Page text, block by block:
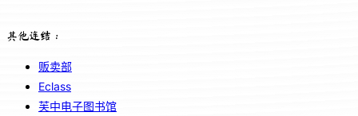
其他连结：
贩卖部
Eclass
芙中电子图书馆